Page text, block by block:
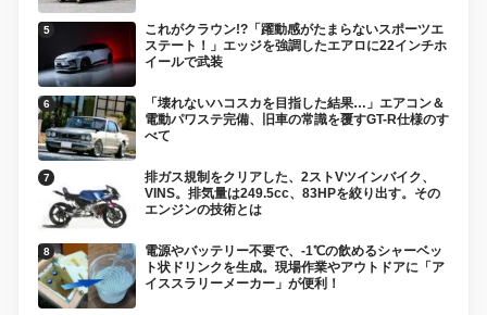
これがクラウン!?「躍動感がたまらないスポーツエ
ステート！」エッジを強調したエアロに22インチホ
イールで武装
「壊れないハコスカを目指した結果…」エアコン＆
電動パワステ完備、旧車の常識を覆すGT-R仕様のす
べて
排ガス規制をクリアした、2ストVツインバイク、
VINS。排気量は249.5cc、83HPを絞り出す。その
エンジンの技術とは
電源やバッテリー不要で、-1℃の飲めるシャーベッ
ト状ドリンクを生成。現場作業やアウトドアに「ア
イススラリーメーカー」が便利！